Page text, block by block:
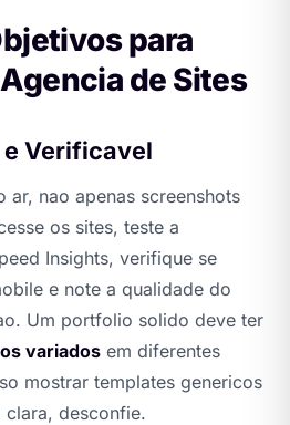
para
de Sites
e Verificavel
ar, nao apenas screenshots
os sites, teste a
Insights, verifique se
e note a qualidade do
Um portfolio solido deve ter
variados em diferentes
mostrar templates genericos
clara, desconfie.